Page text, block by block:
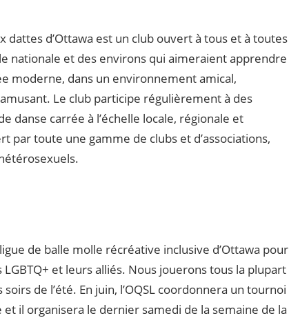
dattes d’Ottawa est un club ouvert à tous et à toutes
nationale et des environs qui aimeraient apprendre
moderne, dans un environnement amical,
Le club participe régulièrement à des
danse carrée à l’échelle locale, régionale et
par toute une gamme de clubs et d’associations,
ligue de balle molle récréative inclusive d’Ottawa pour
LGBTQ+ et leurs alliés. Nous jouerons tous la plupart
de l’été. En juin, l’OQSL coordonnera un tournoi
et il organisera le dernier samedi de la semaine de la